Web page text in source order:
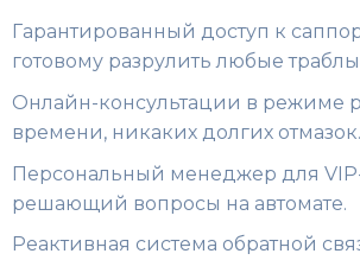
Гарантированный доступ к
готовому разрулить любые
Онлайн-консультации в режиме
времени, никаких долгих отмазок.
Персональный менеджер для
решающий вопросы на автомате.
Реактивная система обратной